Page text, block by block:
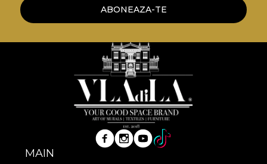
*Din dragostea si respectul fata de natura, toate
tapetele noastre sunt confectionate din materiale
**House of VLAdiLA recomanda utilizarea
adezivului propriu in aplicarea tapetului. In acest
mod, te poti bucura de un proces de redecorare
rapid, sigur si eficient, care se ridica la cele mai inalte
standarde de calitate.
ABONEAZA-TE
MAIN